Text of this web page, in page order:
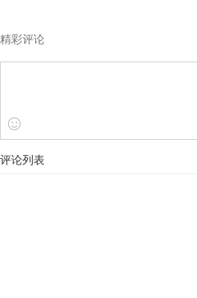
精彩评论
评论列表